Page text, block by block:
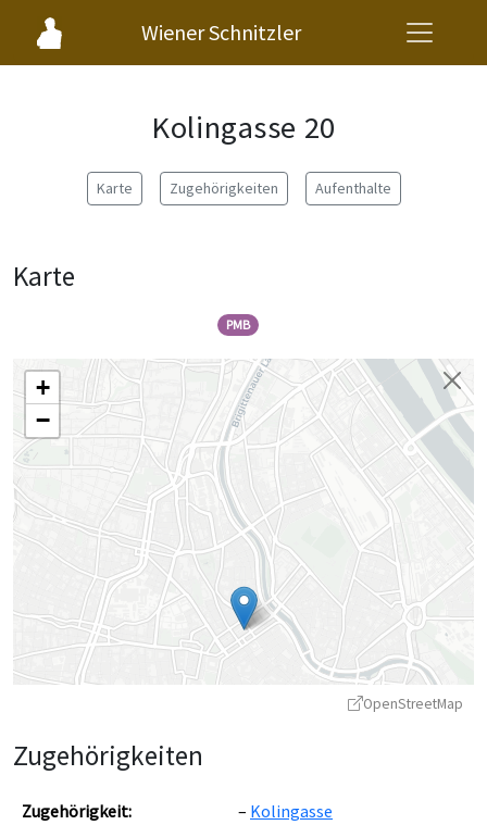
Wiener Schnitzler
Kolingasse 20
Karte Zugehörigkeiten Aufenthalte
Karte
PMB
+
−
OpenStreetMap
Zugehörigkeiten
Zugehörigkeit:
Kolingasse